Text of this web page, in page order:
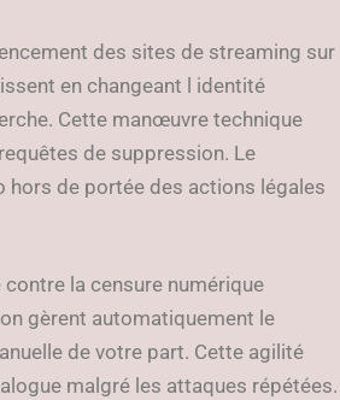
des sites de streaming sur
en changeant l identité
Cette manœuvre technique
de suppression. Le
hors de portée des actions légales
la censure numérique
gèrent automatiquement le
de votre part. Cette agilité
malgré les attaques répétées.